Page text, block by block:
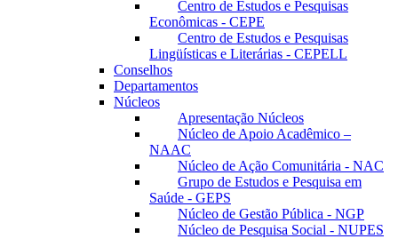
Centro de Estudos e Pesquisas
Econômicas - CEPE
Centro de Estudos e Pesquisas
Lingüísticas e Literárias - CEPELL
Conselhos
Departamentos
Núcleos
Apresentação Núcleos
Núcleo de Apoio Acadêmico –
NAAC
Núcleo de Ação Comunitária - NAC
Grupo de Estudos e Pesquisa em
Saúde - GEPS
Núcleo de Gestão Pública - NGP
Núcleo de Pesquisa Social - NUPES